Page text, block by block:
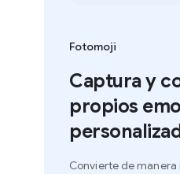
Fotomoji
Captura y
propios emojis
Convierte de manera